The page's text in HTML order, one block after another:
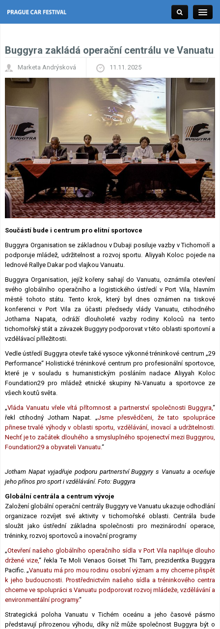
Racing Expo
Classic Expo
Buggyra zakládá operační centrálu ve Vanuatu
Marketa Andrýsková 11.11. 2025
Součástí bude i centrum pro elitní sportovce
Buggyra Organisation se základnou v Dubaji posiluje vazby v Tichomoří a
podporuje mládež, udržitelnost a rozvoj sportu. Aliyyah Koloc pojede na
lednové Rallye Dakar pod vlajkou Vanuatu.
Buggyra Organisation, jejíž kořeny sahají do Vanuatu, oznámila otevření
svého globálního operačního a logistického ústředí v Port Vila, hlavním
městě tohoto státu. Tento krok, který byl dnes oznámen na tiskové
konferenci v Port Vila za účasti předsedy vlády Vanuatu, ctihodného
Jothama Napata, odráží dlouholeté vazby rodiny Koloců na tento
tichomořský stát a závazek Buggyry podporovat v této oblasti sportovní a
vzdělávací příležitosti.
Vedle ústředí Buggyra otevře také vysoce výkonné tréninkové centrum „29
Performance“ Holistické tréninkové centrum pro profesionální sportovce,
které je v souladu s humanistickým posláním nadace Aliyyah Koloc
Foundation29 pro mládež etnické skupiny Ni-Vanuatu a sportovce ze
všech koutů světa.
„Vláda Vanuatu vřele vítá přítomnost a partnerství společnosti Buggyra,“
řekl ctihodný Jotham Napat. „Jsme přesvědčeni, že tato spolupráce
přinese trvalé výhody v oblasti sportu, vzdělávání, inovací a udržitelnosti.
Nechť je to začátek dlouhého a smysluplného spojenectví mezi Buggyrou,
Foundation29 a obyvateli Vanuatu.“
Jotham Napat vyjadřuje podporu partnerství Buggyry s Vanuatu a oceňuje
jeho přínos pro sport i vzdělávání. Foto: Buggyra
Globální centrála a centrum vývoje
Založení globální operační centrály Buggyry ve Vanuatu ukazuje odhodlání
organizace rozvíjet své aktivity v tichomořské oblasti. Centrála bude
sloužit jako ústřední základna společnosti pro mezinárodní operace,
tréninky, rozvoj sportovců a inovační programy
„Otevření našeho globálního operačního sídla v Port Vila naplňuje dlouho
držené vize,“ řekla Te Moli Venaos Goiset Thi Tam, prezidentka Buggyra
Pacific. „Vanuatu má pro mou rodinu osobní význam a my chceme přispět
k jeho budoucnosti. Prostřednictvím našeho sídla a tréninkového centra
chceme ve spolupráci s Vanuatu podporovat rozvoj mládeže, vzdělávání a
environmentální programy.“
Strategická poloha Vanuatu v Tichém oceánu a jeho časové pásmo
představují přirozenou výhodu, díky níž může společnost Buggyra být o